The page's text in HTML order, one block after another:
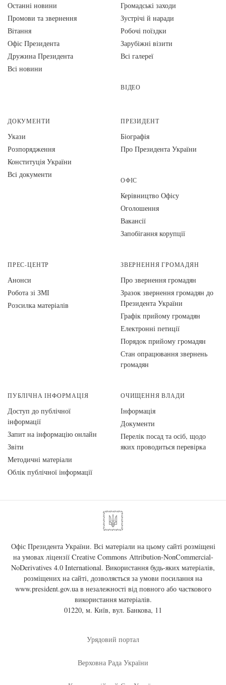
Останні новини
Промови та звернення
Вiтання
Офіс Президента
Дружина Президента
Всі новини
Громадські заходи
Зустрічі й наради
Робочі поїздки
Зарубіжні візити
Всі галереї
ВІДЕО
ДОКУМЕНТИ
Укази
Розпорядження
Конституція України
Всі документи
ПРЕЗИДЕНТ
Біографія
Про Президента України
ОФІС
Керівництво Офісу
Оголошення
Вакансії
Запобігання корупції
ПРЕС-ЦЕНТР
Анонси
Робота зі ЗМІ
Розсилка матеріалів
ЗВЕРНЕННЯ ГРОМАДЯН
Про звернення громадян
Зразок звернення громадян до
Президента України
Графік прийому громадян
Електронні петиції
Порядок прийому громадян
Стан опрацювання звернень
громадян
ПУБЛІЧНА ІНФОРМАЦІЯ
Доступ до публічної
інформації
Запит на інформацію онлайн
Звіти
Методичні матеріали
Облік публічної інформації
ОЧИЩЕННЯ ВЛАДИ
Інформація
Документи
Перелік посад та осіб, щодо
яких проводиться перевірка
Офіс Президента України. Всі матеріали на цьому сайті розміщені
на умовах ліцензії Creative Commons Attribution-NonCommercial-
NoDerivatives 4.0 International. Використання будь-яких матеріалів,
розміщених на сайті, дозволяється за умови посилання на
www.president.gov.uaв незалежності від повного або часткового
використання матеріалів.
01220, м. Київ, вул. Банкова, 11
Урядовий портал
Верховна Рада України